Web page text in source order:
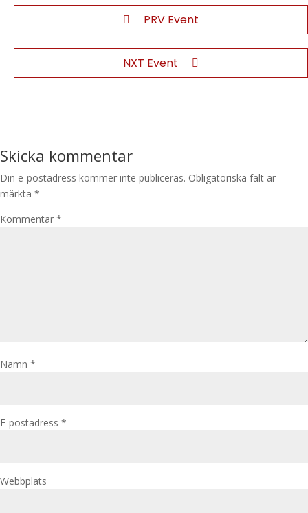
PRV Event
NXT Event
Skicka kommentar
Din e-postadress kommer inte publiceras. Obligatoriska fält är
märkta *
Kommentar *
Namn *
E-postadress *
Webbplats